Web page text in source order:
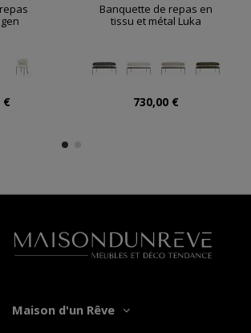
€
Banquette de repas en
tissu et métal Luka
730,00 €
Maison d'un Rêve